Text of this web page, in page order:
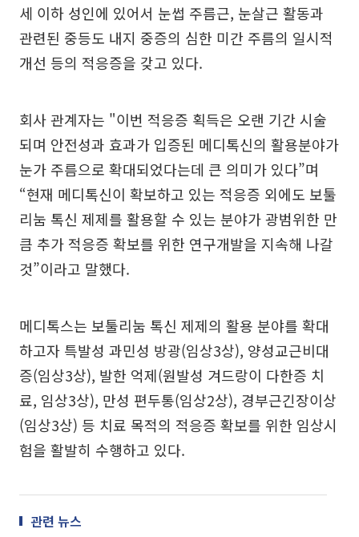
세 이하 성인에 있어서 눈썹 주름근, 눈살근 활동과
관련된 중등도 내지 중증의 심한 미간 주름의 일시적
개선 등의 적응증을 갖고 있다.
회사 관계자는 "이번 적응증 획득은 오랜 기간 시술
되며 안전성과 효과가 입증된 메디톡신의 활용분야가
눈가 주름으로 확대되었다는데 큰 의미가 있다”며
“현재 메디톡신이 확보하고 있는 적응증 외에도 보툴
리눔 톡신 제제를 활용할 수 있는 분야가 광범위한 만
큼 추가 적응증 확보를 위한 연구개발을 지속해 나갈
것”이라고 말했다.
메디톡스는 보툴리눔 톡신 제제의 활용 분야를 확대
하고자 특발성 과민성 방광(임상3상), 양성교근비대
증(임상3상), 발한 억제(원발성 겨드랑이 다한증 치
료, 임상3상), 만성 편두통(임상2상), 경부근긴장이상
(임상3상) 등 치료 목적의 적응증 확보를 위한 임상시
험을 활발히 수행하고 있다.
관련 뉴스